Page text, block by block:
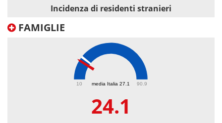
Incidenza di residenti stranieri
FAMIGLIE
media Italia 27.1
10 90.9
24.1